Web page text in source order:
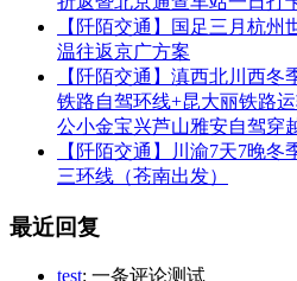
【阡陌交通】国足三月杭
温往返京广方案
【阡陌交通】滇西北川西
铁路自驾环线+昆大丽铁路
公小金宝兴芦山雅安自驾穿
【阡陌交通】川渝7天7晚
三环线（苍南出发）
最近回复
test: 一条评论测试